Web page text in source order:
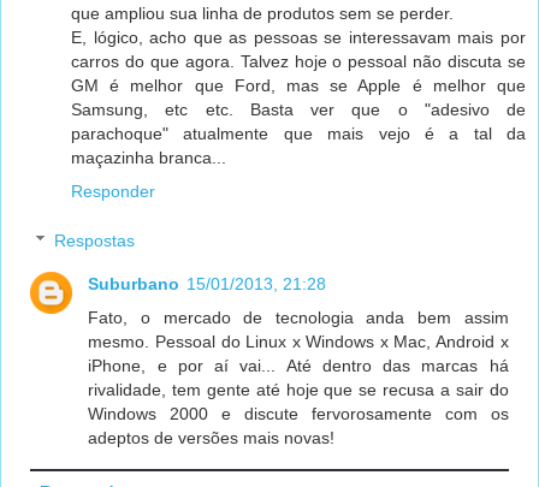
que ampliou sua linha de produtos sem se perder.
E, lógico, acho que as pessoas se interessavam mais por
carros do que agora. Talvez hoje o pessoal não discuta se
GM é melhor que Ford, mas se Apple é melhor que
Samsung, etc etc. Basta ver que o "adesivo de
parachoque" atualmente que mais vejo é a tal da
maçazinha branca...
Responder
Respostas
Suburbano 15/01/2013, 21:28
Fato, o mercado de tecnologia anda bem assim
mesmo. Pessoal do Linux x Windows x Mac, Android x
iPhone, e por aí vai... Até dentro das marcas há
rivalidade, tem gente até hoje que se recusa a sair do
Windows 2000 e discute fervorosamente com os
adeptos de versões mais novas!